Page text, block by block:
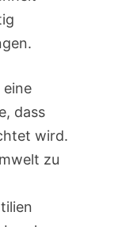
dass
wird.
zu